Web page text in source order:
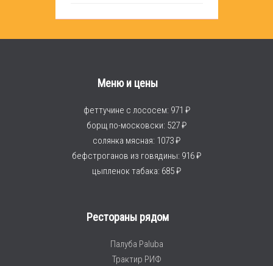
Меню и цены
феттучине с лососем: 971 ₽
борщ по-московски: 527 ₽
солянка мясная: 1073 ₽
бефстроганов из говядины: 916 ₽
цыпленок табака: 685 ₽
Рестораны рядом
Палуба Paluba
Трактир РИФ